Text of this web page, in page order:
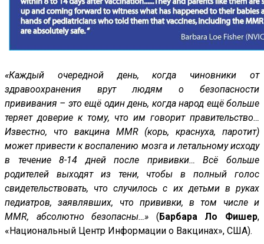
«Каждый очередной день, когда чиновники от
здравоохранения врут людям о безопасности
прививания – это ещё один день, когда народ ещё больше
теряет доверие к тому, что им говорит правительство…
Известно, что вакцина MMR (корь, краснуха, паротит)
может привести к воспалению мозга и летальному исходу
в течение 8-14 дней после прививки… Всё больше
родителей выходят из тени, чтобы в полный голос
свидетельствовать, что случилось с их детьми в руках
педиатров, заявлявших, что прививки, в том числе и
MMR, абсолютно безопасны…» ( Барбара Ло Фишер,
«Национальный Центр Информации о Вакцинах», США).